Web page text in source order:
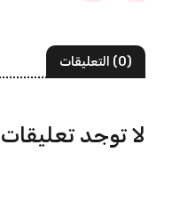
(0) التعليقات
لا توجد تعليقات